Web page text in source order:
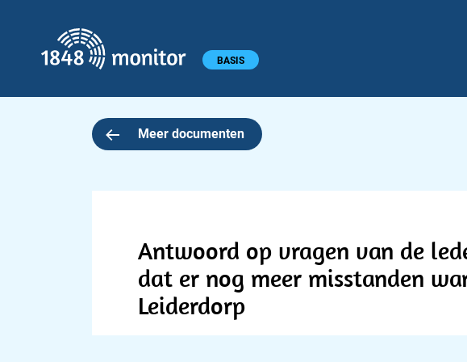
Hoofdmenu BASIS
Meer documenten
Antwoord op vragen van de
dat er nog meer misstanden
Leiderdorp